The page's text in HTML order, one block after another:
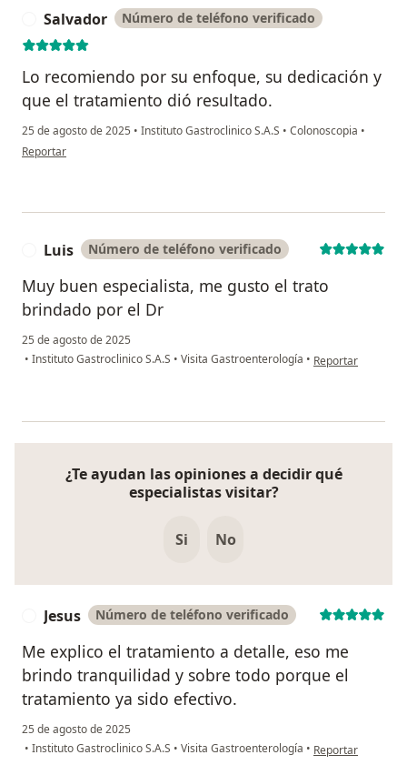
Salvador Número de teléfono verificado
Lo recomiendo por su enfoque, su dedicación y
que el tratamiento dió resultado.
25 de agosto de 2025 • Instituto Gastroclinico S.A.S • Colonoscopia •
en opinión del usuario Salvador
Reportar
Luis Número de teléfono verificado
Muy buen especialista, me gusto el trato
brindado por el Dr
25 de agosto de 2025
• Instituto Gastroclinico S.A.S • Visita Gastroenterología • en opinión del
Reportar
¿Te ayudan las opiniones a decidir qué
especialistas visitar?
Si No
Jesus Número de teléfono verificado
Me explico el tratamiento a detalle, eso me
brindo tranquilidad y sobre todo porque el
tratamiento ya sido efectivo.
25 de agosto de 2025
• Instituto Gastroclinico S.A.S • Visita Gastroenterología • en opinión del
Reportar